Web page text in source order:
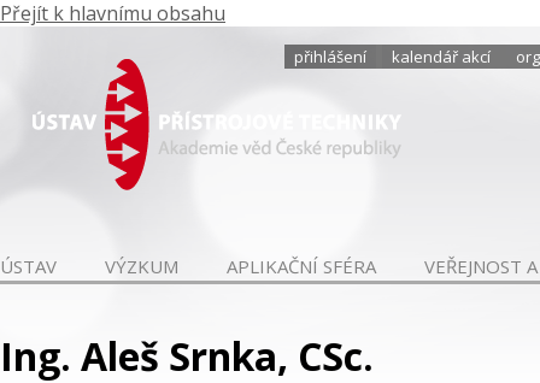
Přejít k hlavnímu obsahu
přihlášení kalendář akcí
ÚSTAV VÝZKUM APLIKAČNÍ SFÉRA VEŘEJNOST
Ing. Aleš Srnka, CSc.